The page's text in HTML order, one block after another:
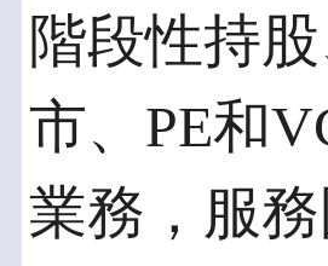
階段性持
市、PE和
業務，服